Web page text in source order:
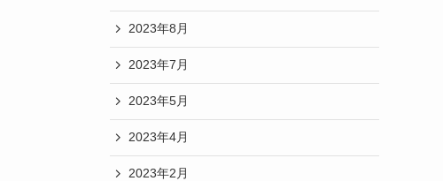
2023年8月
2023年7月
2023年5月
2023年4月
2023年2月